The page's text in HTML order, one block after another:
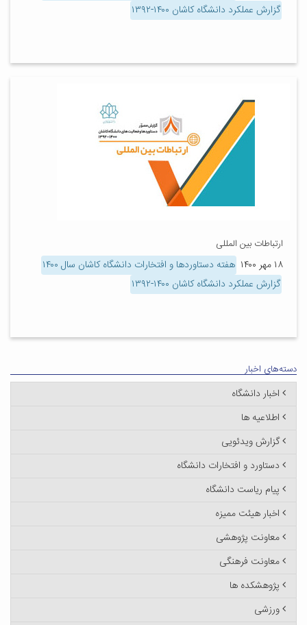
گزارش عملکرد دانشگاه کاشان ۱۴۰۰-۱۳۹۲
ارتباطات بین المللی
۱۸ مهر ۱۴۰۰
هفته دستاوردها و افتخارات دانشگاه کاشان سال ۱۴۰۰
گزارش عملکرد دانشگاه کاشان ۱۴۰۰-۱۳۹۲
دسته‌های اخبار
اخبار دانشگاه
اطلاعیه ها
گزارش ویدئویی
دستاورد و افتخارات دانشگاه
پیام ریاست دانشگاه
اخبار هیئت ممیزه
معاونت پژوهشی
معاونت فرهنگی
پژوهشکده ها
ورزشی